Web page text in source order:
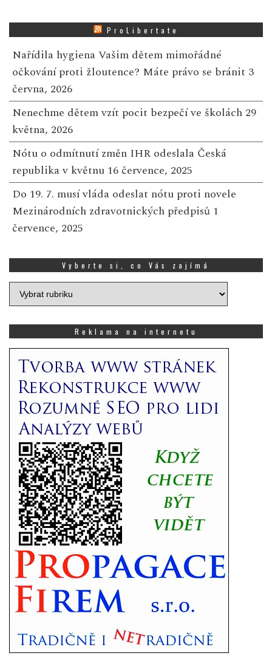
ProLibertate
Nařídila hygiena Vašim dětem mimořádné
očkování proti žloutence? Máte právo se bránit 3
června, 2026
Nenechme dětem vzít pocit bezpečí ve školách 29
května, 2026
Nótu o odmítnutí změn IHR odeslala Česká
republika v květnu 16 července, 2025
Do 19. 7. musí vláda odeslat nótu proti novele
Mezinárodních zdravotnických předpisů 1
července, 2025
Vyberte si, co Vás zajímá
Vyberte
si,
zajímá
Reklama na internetu